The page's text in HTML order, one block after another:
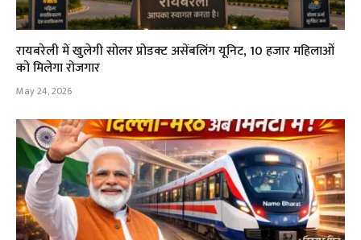
रायबरेली में खुलेगी सोलर प्रोडक्ट असेंबलिंग यूनिट, 10 हजार महिलाओं
को मिलेगा रोजगार
May 24, 2026